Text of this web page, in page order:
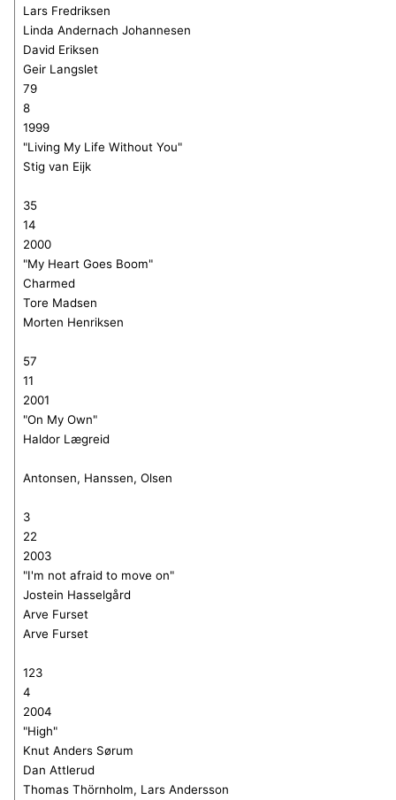
Lars Fredriksen
Linda Andernach Johannesen
David Eriksen
Geir Langslet
79
8
1999
"Living My Life Without You"
Stig van Eijk
35
14
2000
"My Heart Goes Boom"
Charmed
Tore Madsen
Morten Henriksen
57
11
2001
"On My Own"
Haldor Lægreid
Antonsen, Hanssen, Olsen
3
22
2003
"I'm not afraid to move on"
Jostein Hasselgård
Arve Furset
Arve Furset
123
4
2004
"High"
Knut Anders Sørum
Dan Attlerud
Thomas Thörnholm, Lars Andersson